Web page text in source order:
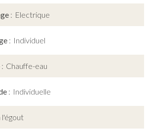
Electrique
Individuel
Chauffe-eau
Individuelle
l'égout